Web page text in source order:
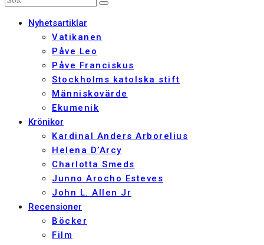
Nyhetsartiklar
Vatikanen
Påve Leo
Påve Franciskus
Stockholms katolska stift
Människovärde
Ekumenik
Krönikor
Kardinal Anders Arborelius
Helena D’Arcy
Charlotta Smeds
Junno Arocho Esteves
John L. Allen Jr
Recensioner
Böcker
Film